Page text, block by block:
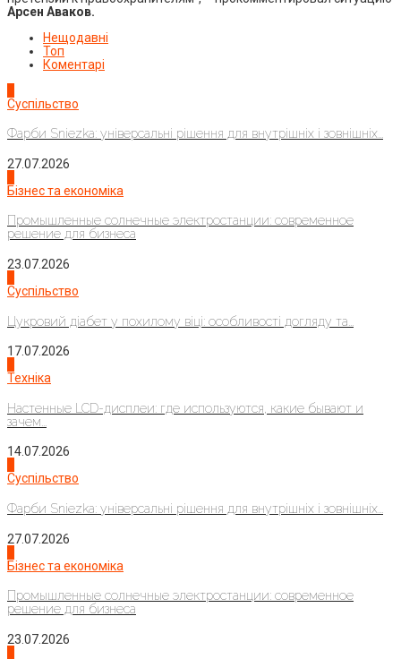
Арсен Аваков.
Нещодавні
Топ
Коментарі
Суспільство
Фарби Sniezka: універсальні рішення для внутрішніх і зовнішніх...
27.07.2026
Бізнес та економіка
Промышленные солнечные электростанции: современное
решение для бизнеса
23.07.2026
Суспільство
Цукровий діабет у похилому віці: особливості догляду та...
17.07.2026
Техніка
Настенные LCD-дисплеи: где используются, какие бывают и
зачем...
14.07.2026
Суспільство
Фарби Sniezka: універсальні рішення для внутрішніх і зовнішніх...
27.07.2026
Бізнес та економіка
Промышленные солнечные электростанции: современное
решение для бизнеса
23.07.2026